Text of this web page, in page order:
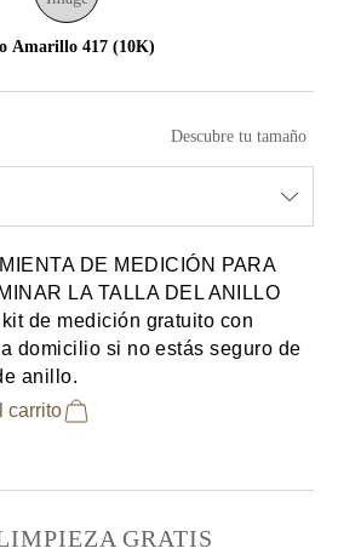
Amarillo 417 (10K)
Descubre tu tamaño
DE MEDICIÓN PARA
LA TALLA DEL ANILLO
de medición gratuito con
domicilio si no estás seguro de
anillo.
carrito
GRATIS